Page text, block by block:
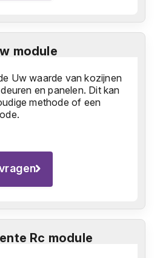
module
Uw waarde van kozijnen
en panelen. Dit kan
methode of een
Rc module